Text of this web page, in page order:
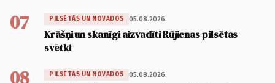
07 PILSĒTĀS UN NOVADOS 05.08.2026.
Krāšņi un skanīgi aizvadīti Rūjienas pilsētas
svētki
PILSĒTĀS UN NOVADOS 05.08.2026.